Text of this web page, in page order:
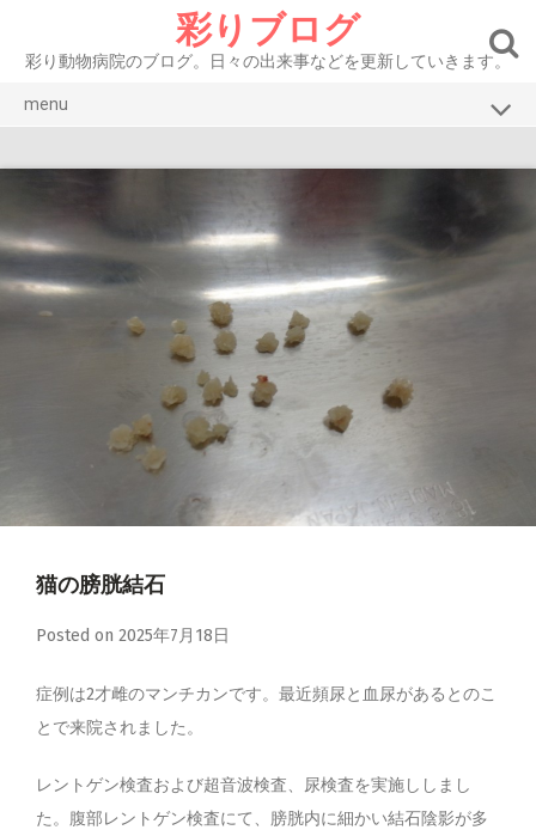
content
彩りブログ
彩り動物病院のブログ。日々の出来事などを更新していきます。
menu
お知らせ
症例紹介 犬
口腔・消化器
感染症・内分泌・全身性疾患
猫の膀胱結石
Posted on 2025年7月18日
症例は2才雌のマンチカンです。最近頻尿と血尿があるとのこ
とで来院されました。
レントゲン検査および超音波検査、尿検査を実施ししまし
た。腹部レントゲン検査にて、膀胱内に細かい結石陰影が多